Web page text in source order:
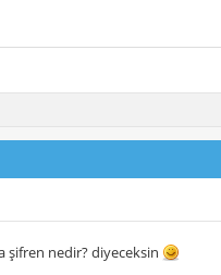
şifren nedir? diyeceksin